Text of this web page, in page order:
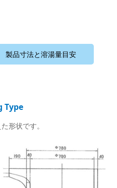
品寸法と溶湯量目安
Type
形状です。